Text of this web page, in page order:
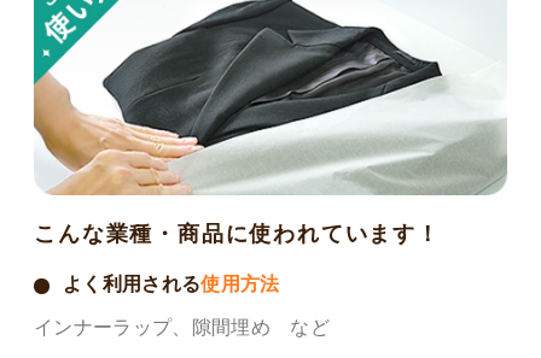
こんな業種・商品に使われています！
よく利用される使用方法
インナーラップ、隙間埋め など